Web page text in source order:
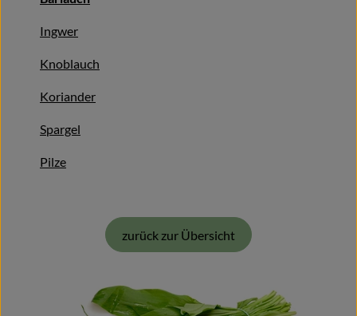
Ingwer
Knoblauch
Koriander
Spargel
Pilze
zurück zur Übersicht